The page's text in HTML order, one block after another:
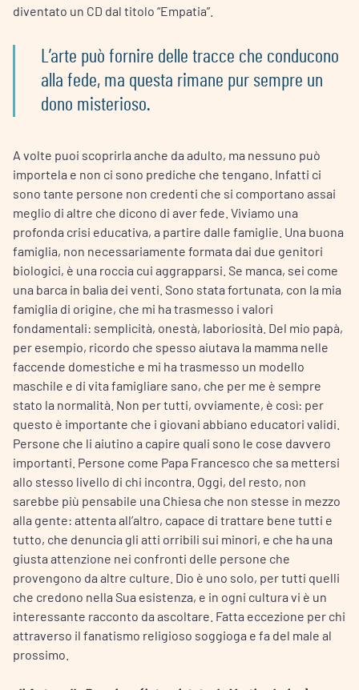
diventato un CD dal titolo “Empatia”.
L’arte può fornire delle tracce che conducono
alla fede, ma questa rimane pur sempre un
dono misterioso.
A volte puoi scoprirla anche da adulto, ma nessuno può
importela e non ci sono prediche che tengano. Infatti ci
sono tante persone non credenti che si comportano assai
meglio di altre che dicono di aver fede. Viviamo una
profonda crisi educativa, a partire dalle famiglie. Una buona
famiglia, non necessariamente formata dai due genitori
biologici, è una roccia cui aggrapparsi. Se manca, sei come
una barca in balìa dei venti. Sono stata fortunata, con la mia
famiglia di origine, che mi ha trasmesso i valori
fondamentali: semplicità, onestà, laboriosità. Del mio papà,
per esempio, ricordo che spesso aiutava la mamma nelle
faccende domestiche e mi ha trasmesso un modello
maschile e di vita famigliare sano, che per me è sempre
stato la normalità. Non per tutti, ovviamente, è così: per
questo è importante che i giovani abbiano educatori validi.
Persone che li aiutino a capire quali sono le cose davvero
importanti. Persone come Papa Francesco che sa mettersi
allo stesso livello di chi incontra. Oggi, del resto, non
sarebbe più pensabile una Chiesa che non stesse in mezzo
alla gente: attenta all’altro, capace di trattare bene tutti e
tutto, che denuncia gli atti orribili sui minori, e che ha una
giusta attenzione nei confronti delle persone che
provengono da altre culture. Dio è uno solo, per tutti quelli
che credono nella Sua esistenza, e in ogni cultura vi è un
interessante racconto da ascoltare. Fatta eccezione per chi
attraverso il fanatismo religioso soggioga e fa del male al
prossimo.